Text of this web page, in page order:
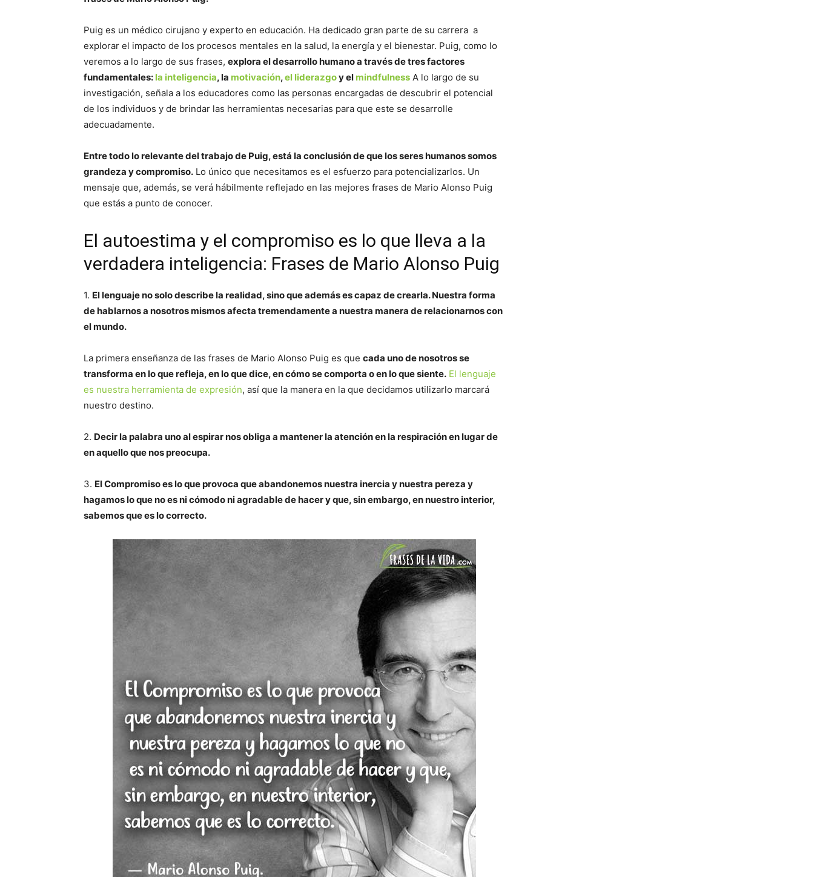
Puig es un médico cirujano y experto en educación. Ha dedicado gran parte de su carrera a
explorar el impacto de los procesos mentales en la salud, la energía y el bienestar. Puig, como lo
veremos a lo largo de sus frases, explora el desarrollo humano a través de tres factores
fundamentales: la inteligencia, la motivación,el liderazgoy el mindfulness A lo largo de su
investigación, señala a los educadores como las personas encargadas de descubrir el potencial
de los individuos y de brindar las herramientas necesarias para que este se desarrolle
adecuadamente.
Entre todo lo relevante del trabajo de Puig, está la conclusión de que los seres humanos somos
grandeza y compromiso. Lo único que necesitamos es el esfuerzo para potencializarlos. Un
mensaje que, además, se verá hábilmente reflejado en las mejores frases de Mario Alonso Puig
que estás a punto de conocer.
El autoestima y el compromiso es lo que lleva a la
verdadera inteligencia: Frases de Mario Alonso Puig
1. El lenguaje no solo describe la realidad, sino que además es capaz de crearla. Nuestra forma
de hablarnos a nosotros mismos afecta tremendamente a nuestra manera de relacionarnos con
el mundo.
La primera enseñanza de las frases de Mario Alonso Puig es que cada uno de nosotros se
transforma en lo que refleja, en lo que dice, en cómo se comporta o en lo que siente. El lenguaje
es nuestra herramienta de expresión, así que la manera en la que decidamos utilizarlo marcará
nuestro destino.
2. Decir la palabra uno al espirar nos obliga a mantener la atención en la respiración en lugar de
en aquello que nos preocupa.
3. El Compromiso es lo que provoca que abandonemos nuestra inercia y nuestra pereza y
hagamos lo que no es ni cómodo ni agradable de hacer y que, sin embargo, en nuestro interior,
sabemos que es lo correcto.